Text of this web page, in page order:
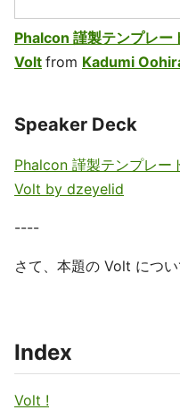
Phalcon 謹製テンプレ
Volt from Kadumi
Speaker Deck
Phalcon 謹製テンプレ
Volt by dzeyelid
----
さて、本題の Volt につ
Index
Volt !